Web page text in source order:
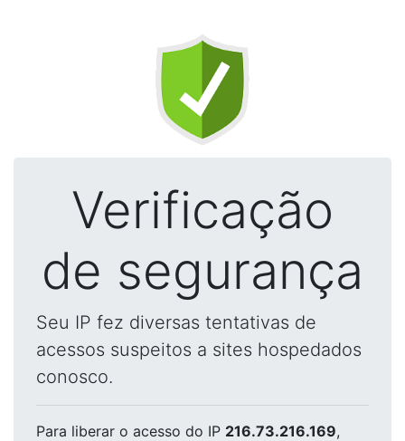
Verificação
de segurança
Seu IP fez diversas tentativas de
acessos suspeitos a sites hospedados
conosco.
Para liberar o acesso do IP 216.73.216.169,